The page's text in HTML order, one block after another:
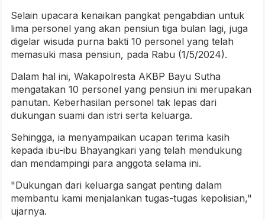
Selain upacara kenaikan pangkat pengabdian untuk
lima personel yang akan pensiun tiga bulan lagi, juga
digelar wisuda purna bakti 10 personel yang telah
memasuki masa pensiun, pada Rabu (1/5/2024).
Dalam hal ini, Wakapolresta AKBP Bayu Sutha
mengatakan 10 personel yang pensiun ini merupakan
panutan. Keberhasilan personel tak lepas dari
dukungan suami dan istri serta keluarga.
Sehingga, ia menyampaikan ucapan terima kasih
kepada ibu-ibu Bhayangkari yang telah mendukung
dan mendampingi para anggota selama ini.
"Dukungan dari keluarga sangat penting dalam
membantu kami menjalankan tugas-tugas kepolisian,"
ujarnya.